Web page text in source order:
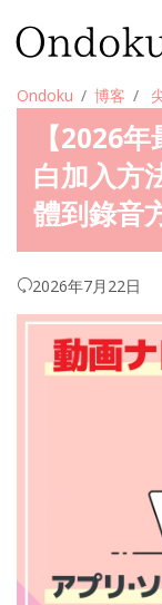
Ondoku 博客
【2026
白加入方
體到錄音
2026年7月22日